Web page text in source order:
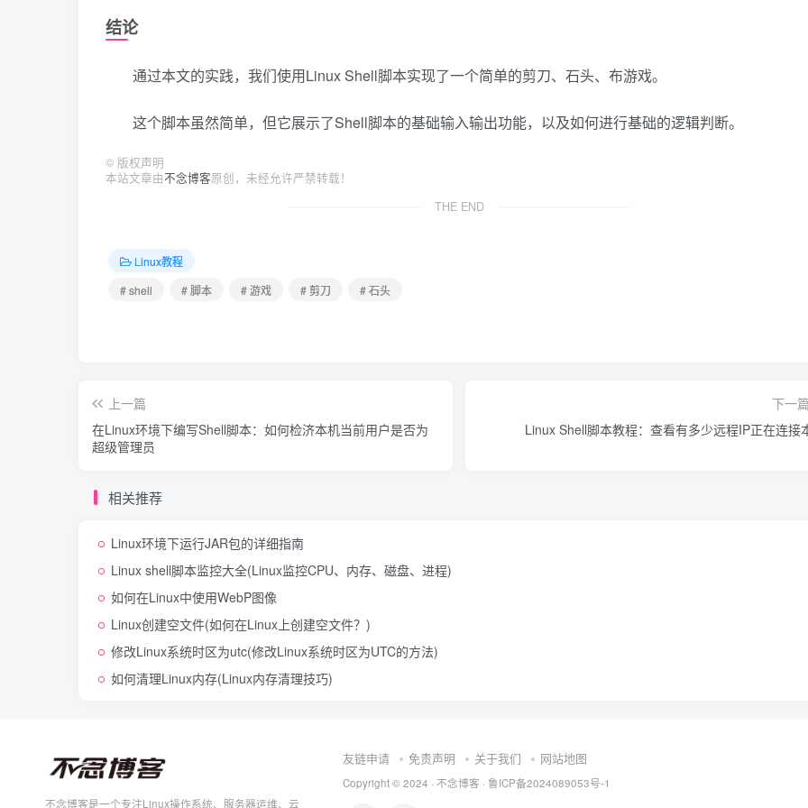
结论
通过本文的实践，我们使用Linux Shell脚本实现了一个简单的剪刀、石头、布游戏。
这个脚本虽然简单，但它展示了Shell脚本的基础输入输出功能，以及如何进行基础的逻辑判断。
© 版权声明
本站文章由不念博客原创，未经允许严禁转载！
THE END
Linux教程
# shell
# 脚本 # 游戏 # 剪刀 # 石头
上一篇
在Linux环境下编写Shell脚本：如何检济本机当前用户是否为
超级管理员
下一
Linux Shell脚本教程：查看有多少远程IP正在连接
相关推荐
Linux环境下运行JAR包的详细指南
Linux shell脚本监控大全(Linux监控CPU、内存、磁盘、进程)
如何在Linux中使用WebP图像
Linux创建空文件(如何在Linux上创建空文件？)
修改Linux系统时区为utc(修改Linux系统时区为UTC的方法)
如何清理Linux内存(Linux内存清理技巧)
不念博客是一个专注Linux操作系统、服务器运维、云
友链申请 免责声明 关于我们 网站地图
Copyright © 2024 · 不念博客 · 鲁ICP备2024089053号-1